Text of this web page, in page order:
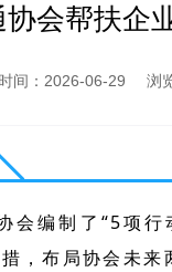
会帮扶企
间：2026-06-29 浏
会编制了“5项
，布局协会未